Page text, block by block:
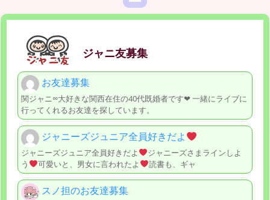
ジャニ友募集
お友達募集
関ジャニ∞大好きな関西在住の40代既婚者です❤︎ 一緒にライブに
行ってくれるお友達を探しています。
ジャニーズジュニア全員好きだよ
ジャニーズジュニア全員好きだよ
ジャニーズさまラインしよ
う
可愛いと、男女に言われたよ 読書も、ギャ
スノ担のお友達募集